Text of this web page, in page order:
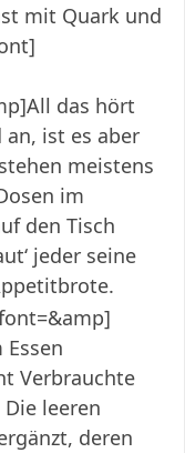
mit Quark und
das hört
an, ist es aber
meistens
im
den Tisch
jeder seine
Verbrauchte
leeren
deren